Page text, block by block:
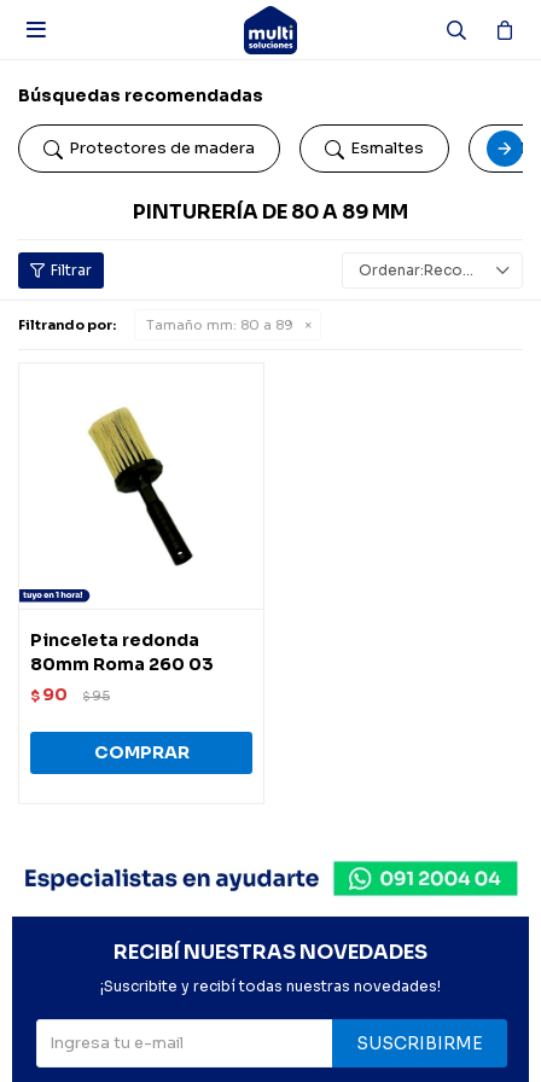

Búsquedas recomendadas
Protectores de madera Esmaltes
PINTURERÍA DE 80 A 89 MM
Recomendados
Filtrando por: Tamaño mm: 80 a 89
Pinceleta redonda
80mm Roma 260 03
$ 90 $95
RECIBÍ NUESTRAS NOVEDADES
¡Suscribite y recibí todas nuestras novedades!
SUSCRIBIRME